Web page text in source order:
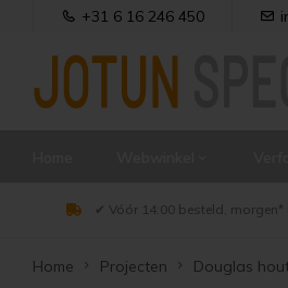
+31 6 16 246 450
✔ Vóór 14:00 besteld, morgen*
Home Projecten Douglas